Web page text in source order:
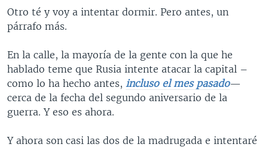
Otro té y voy a intentar dormir. Pero antes, un
párrafo más.
En la calle, la mayoría de la gente con la que he
hablado teme que Rusia intente atacar la capital –
como lo ha hecho antes, incluso el mes pasado—
cerca de la fecha del segundo aniversario de la
guerra. Y eso es ahora.
Y ahora son casi las dos de la madrugada e intentaré